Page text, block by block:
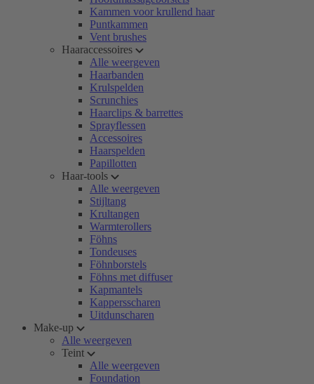
Kammen voor krullend haar
Puntkammen
Vent brushes
Haaraccessoires
Alle weergeven
Haarbanden
Krulspelden
Scrunchies
Haarclips & barrettes
Sprayflessen
Accessoires
Haarspelden
Papillotten
Haar-tools
Alle weergeven
Stijltang
Krultangen
Warmterollers
Föhns
Tondeuses
Föhnborstels
Föhns met diffuser
Kapmantels
Kappersscharen
Uitdunscharen
Make-up
Alle weergeven
Teint
Alle weergeven
Foundation